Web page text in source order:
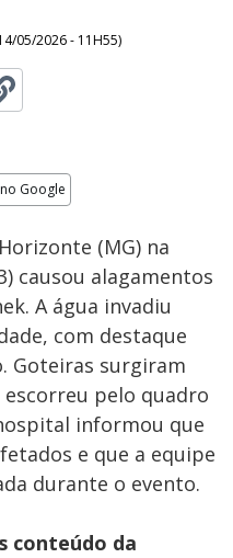
05/2026 - 11H55)
Google
(MG) na
causou alagamentos
A água invadiu
com destaque
Goteiras surgiram
pelo quadro
informou que
e que a equipe
durante o evento.
conteúdo da